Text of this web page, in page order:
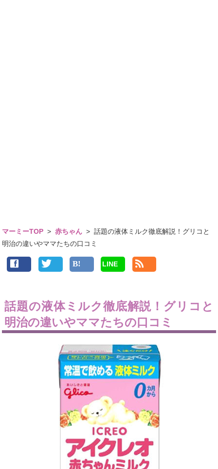
マーミーTOP >赤ちゃん >話題の液体ミルク徹底解説！グリコと
明治の違いやママたちの口コミ
LINE
話題の液体ミルク徹底解説！グリコと
明治の違いやママたちの口コミ